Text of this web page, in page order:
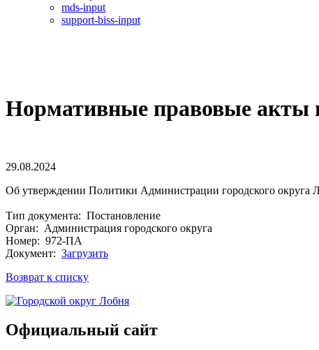
mds-input
support-biss-input
Нормативные правовые акты
29.08.2024
Об утверждении Политики Администрации городского округа
Тип документа: Постановление
Орган: Администрация городского округа
Номер: 972-ПА
Документ: Загрузить
Возврат к списку
Официальный сайт